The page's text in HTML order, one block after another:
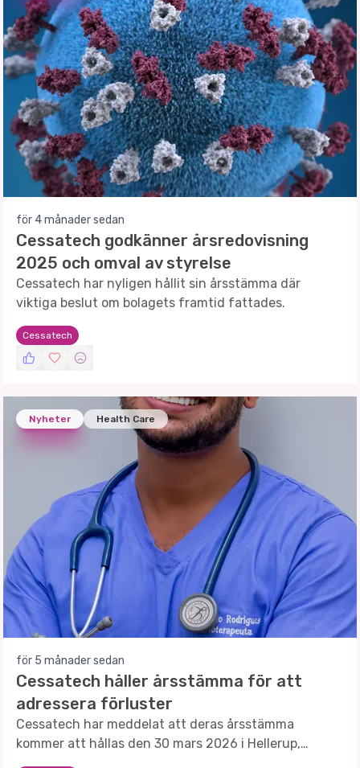
för 4 månader sedan
Cessatech godkänner årsredovisning
2025 och omval av styrelse
Cessatech har nyligen hållit sin årsstämma där
viktiga beslut om bolagets framtid fattades.
Cessatech
Nyheter Health Care
för 5 månader sedan
Cessatech håller årsstämma för att
adressera förluster
Cessatech har meddelat att deras årsstämma
kommer att hållas den 30 mars 2026 i Hellerup,
Danmark.